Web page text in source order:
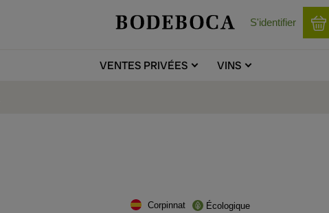
S'identifier
VENTES PRIVÉES VINS
Corpinnat Écologique